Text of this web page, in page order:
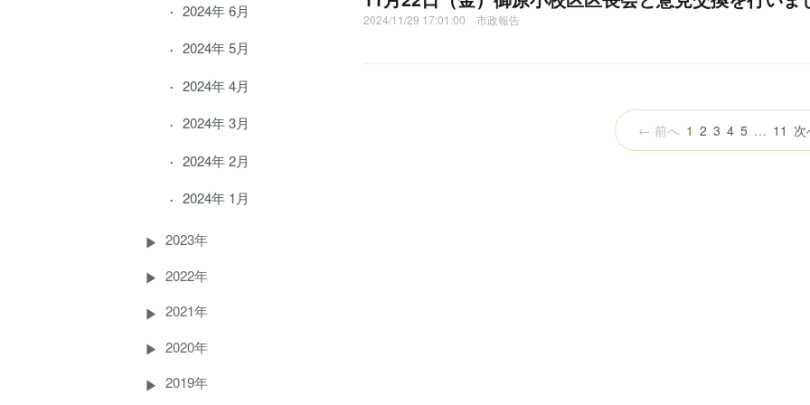
2024年 6月
2024年 5月
2024年 4月
2024年 3月
2024年 2月
2024年 1月
2023年
2022年
2021年
2020年
2019年
2024/11/29 17:01:00 市政報告
← 前へ 1 （こ
の
2 3 4 5 … 11